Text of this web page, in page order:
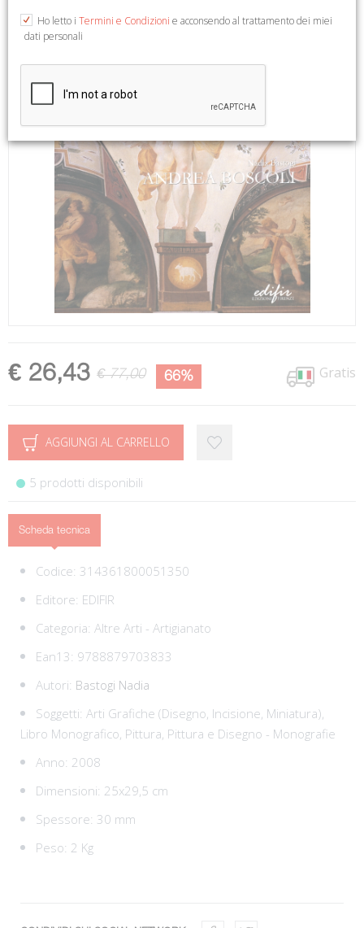
€ 26,43 € 77,00 66% Gratis
AGGIUNGI AL CARRELLO
5 prodotti disponibili
Scheda tecnica
Codice: 314361800051350
Editore: EDIFIR
Categoria: Altre Arti - Artigianato
Ean13: 9788879703833
Autori: Bastogi Nadia
Soggetti: Arti Grafiche (Disegno, Incisione, Miniatura),
Libro Monografico, Pittura, Pittura e Disegno - Monografie
Anno: 2008
Dimensioni: 25x29,5 cm
Spessore: 30 mm
Peso: 2 Kg
Ho letto i Termini e Condizioni e acconsendo al trattamento dei miei
dati personali